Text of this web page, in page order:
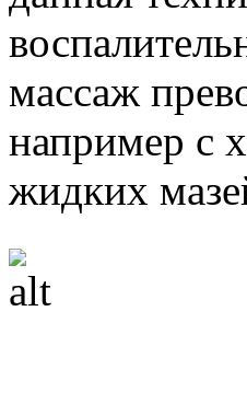
массаж
например с
жидких